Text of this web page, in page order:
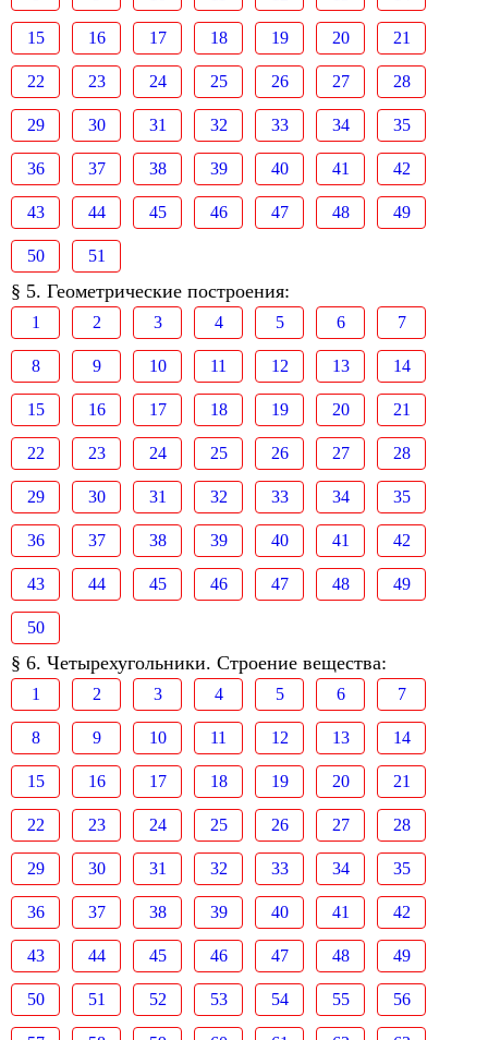
15 16 17 18 19 20 21
22 23 24 25 26 27 28
29 30 31 32 33 34 35
36 37 38 39 40 41 42
43 44 45 46 47 48 49
50 51
§ 5. Геометрические построения:
1 2 3 4 5 6 7
8 9 10 11 12 13 14
15 16 17 18 19 20 21
22 23 24 25 26 27 28
29 30 31 32 33 34 35
36 37 38 39 40 41 42
43 44 45 46 47 48 49
50
§ 6. Четырехугольники. Строение вещества:
1 2 3 4 5 6 7
8 9 10 11 12 13 14
15 16 17 18 19 20 21
22 23 24 25 26 27 28
29 30 31 32 33 34 35
36 37 38 39 40 41 42
43 44 45 46 47 48 49
50 51 52 53 54 55 56